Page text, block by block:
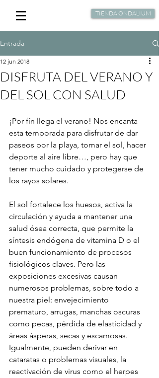
TIENDA ONDALIUM
Entrada
DISFRUTA DEL VERANO Y
DEL SOL CON SALUD
12 jun 2018
¡Por fín llega el verano! Nos encanta
esta temporada para disfrutar de dar
paseos por la playa, tomar el sol, hacer
deporte al aire libre…, pero hay que
tener mucho cuidado y protegerse de
los rayos solares.
El sol fortalece los huesos, activa la
circulación y ayuda a mantener una
salud ósea correcta, que permite la
síntesis endógena de vitamina D o el
buen funcionamiento de procesos
fisiológicos claves. Pero las
exposiciones excesivas causan
numerosos problemas, sobre todo a
nuestra piel: envejecimiento
prematuro, arrugas, manchas oscuras
como pecas, pérdida de elasticidad y
áreas ásperas, secas y escamosas.
Igualmente, pueden derivar en
cataratas o problemas visuales, la
reactivación de virus como el herpes